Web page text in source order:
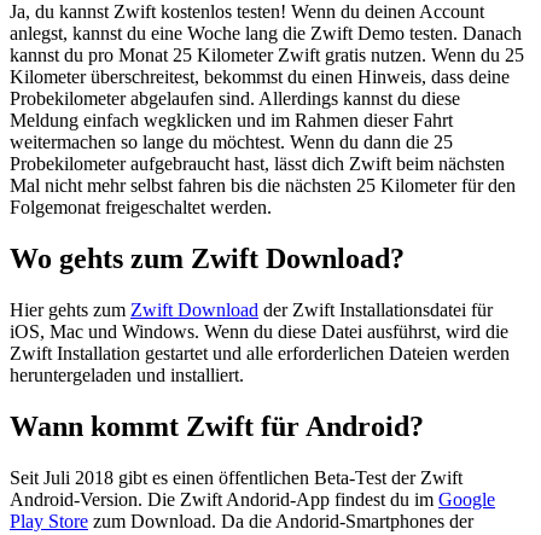
Ja, du kannst Zwift kostenlos testen! Wenn du deinen Account
anlegst, kannst du eine Woche lang die Zwift Demo testen. Danach
kannst du pro Monat 25 Kilometer Zwift gratis nutzen. Wenn du 25
Kilometer überschreitest, bekommst du einen Hinweis, dass deine
Probekilometer abgelaufen sind. Allerdings kannst du diese
Meldung einfach wegklicken und im Rahmen dieser Fahrt
weitermachen so lange du möchtest. Wenn du dann die 25
Probekilometer aufgebraucht hast, lässt dich Zwift beim nächsten
Mal nicht mehr selbst fahren bis die nächsten 25 Kilometer für den
Folgemonat freigeschaltet werden.
Wo gehts zum Zwift Download?
Hier gehts zum Zwift Download der Zwift Installationsdatei für
iOS, Mac und Windows. Wenn du diese Datei ausführst, wird die
Zwift Installation gestartet und alle erforderlichen Dateien werden
heruntergeladen und installiert.
Wann kommt Zwift für Android?
Seit Juli 2018 gibt es einen öffentlichen Beta-Test der Zwift
Android-Version. Die Zwift Andorid-App findest du im Google
Play Store zum Download. Da die Andorid-Smartphones der